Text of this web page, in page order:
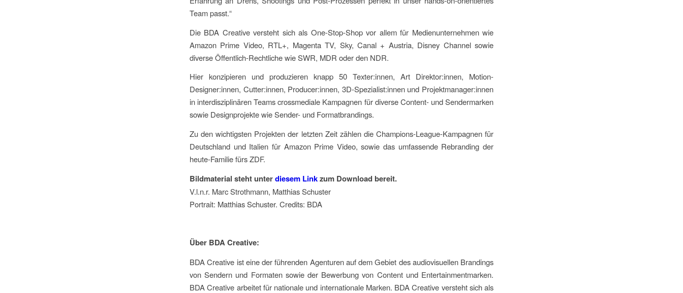
Team passt.“
Die BDA Creative versteht sich als One-Stop-Shop vor allem für Medienunternehmen wie
Amazon Prime Video, RTL+, Magenta TV, Sky, Canal + Austria, Disney Channel sowie
diverse Öffentlich-Rechtliche wie SWR, MDR oder den NDR.
Hier konzipieren und produzieren knapp 50 Texter:innen, Art Direktor:innen, Motion-
Designer:innen, Cutter:innen, Producer:innen, 3D-Spezialist:innen und Projektmanager:innen
in interdisziplinären Teams crossmediale Kampagnen für diverse Content- und Sendermarken
sowie Designprojekte wie Sender- und Formatbrandings.
Zu den wichtigsten Projekten der letzten Zeit zählen die Champions-League-Kampagnen für
Deutschland und Italien für Amazon Prime Video, sowie das umfassende Rebranding der
heute-Familie fürs ZDF.
Bildmaterial steht unterdiesem Linkzum Download bereit.
V.l.n.r. Marc Strothmann, Matthias Schuster
Portrait: Matthias Schuster. Credits: BDA
Über BDA Creative:
BDA Creative ist eine der führenden Agenturen auf dem Gebiet des audiovisuellen Brandings
von Sendern und Formaten sowie der Bewerbung von Content und Entertainmentmarken.
BDA Creative arbeitet für nationale und internationale Marken. BDA Creative versteht sich als